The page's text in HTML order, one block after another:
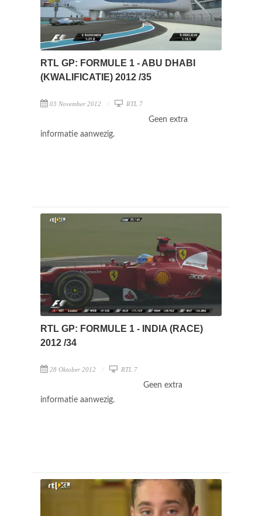
RTL GP: FORMULE 1 - ABU DHABI
(KWALIFICATIE) 2012 /35
03 November 2012 RTL 7
Geen extra
informatie aanwezig.
RTL GP: FORMULE 1 - INDIA (RACE)
2012 /34
28 Oktober 2012 RTL 7
Geen extra
informatie aanwezig.